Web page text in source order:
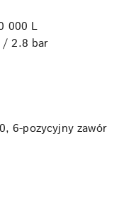
000 L
/ 2.8 bar
6-pozycyjny zawór